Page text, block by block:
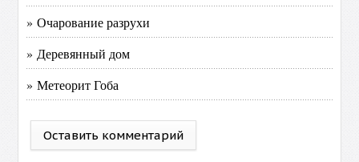
» Очарование разрухи
» Деревянный дом
» Метеорит Гоба
Оставить комментарий